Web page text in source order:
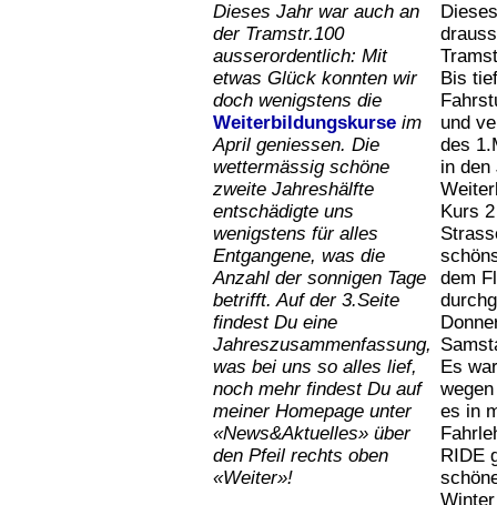
Dieses Jahr war auch an
der Tramstr.100
ausserordentlich: Mit
etwas Glück konnten wir
doch wenigstens die
Weiterbildungskurse im
April geniessen. Die
wettermässig schöne
zweite Jahreshälfte
entschädigte uns
wenigstens für alles
Entgangene, was die
Anzahl der sonnigen Tage
betrifft. Auf der 3.Seite
findest Du eine
Jahreszusammenfassung,
was bei uns so alles lief,
noch mehr findest Du auf
meiner Homepage unter
«News&Aktuelles» über
den Pfeil rechts oben
«Weiter»!
Bis
und
des
in den
Kurs
dem
Es
es in
RIDE